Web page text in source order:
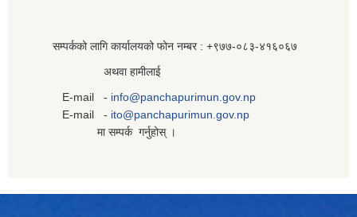
सम्पर्कको लागि कार्यालयको फोन नम्बर : +९७७-०८३‍-४१६०६७
अथवा हामीलाई
E-mail - info@panchapurimun.gov.np
E-mail - ito@panchapurimun.gov.np
मा सम्पर्क गर्नुहोस् ।